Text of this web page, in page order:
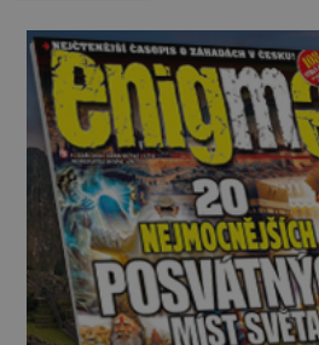
kromě syrových bobů. Příběh se rychle stává
jednou z největších záhad
po téměř devíti stech letech